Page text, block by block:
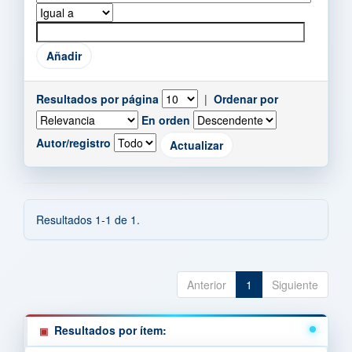
Resultados por página | Ordenar por
En orden
Autor/registro
Resultados 1-1 de 1.
Anterior 1 Siguiente
Resultados por ítem: